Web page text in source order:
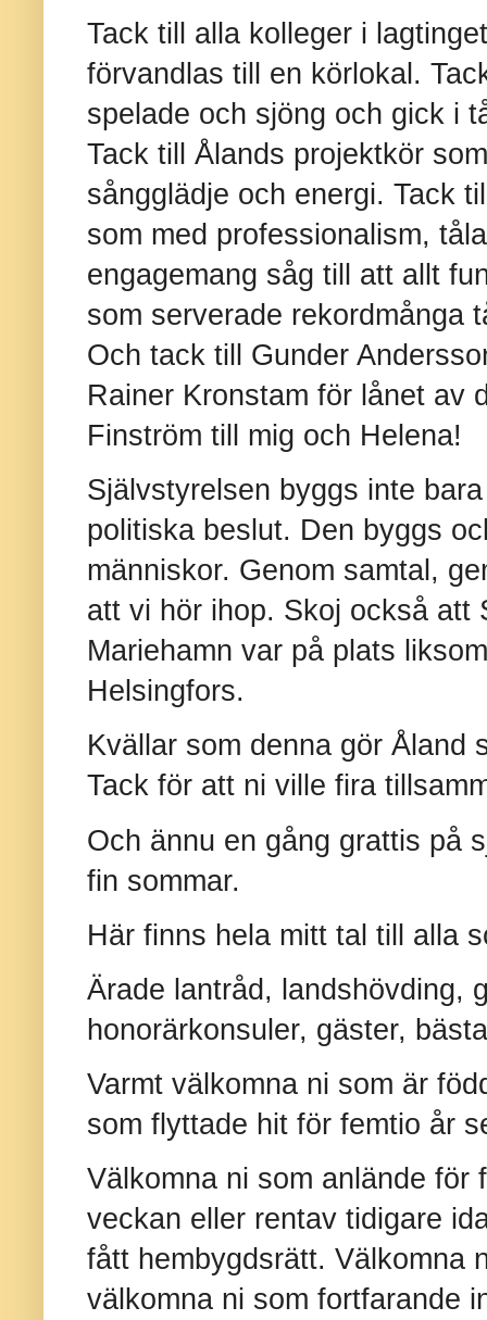
Tack till alla kolleger i
förvandlas till en körlokal.
spelade och sjöng och gick i
Tack till Ålands projektkör
sångglädje och energi. Tack
som med professionalism,
engagemang såg till att allt
som serverade rekordmånga
Och tack till Gunder
Rainer Kronstam för lånet av
Finström till mig och Helena!
Självstyrelsen byggs inte
politiska beslut. Den byggs
människor. Genom samtal,
att vi hör ihop. Skoj också att
Mariehamn var på plats
Helsingfors.
Kvällar som denna gör Åland
Tack för att ni ville fira
Och ännu en gång grattis på
fin sommar.
Här finns hela mitt tal till alla
Ärade lantråd, landshövding,
honorärkonsuler, gäster,
Varmt välkomna ni som är
som flyttade hit för femtio år
Välkomna ni som anlände för
veckan eller rentav tidigare
fått hembygdsrätt. Välkomna
välkomna ni som fortfarande